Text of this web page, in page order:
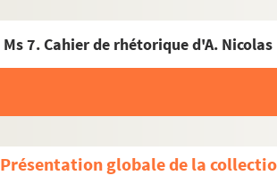
Ms 7. Cahier de rhétorique d'A. Nicolas
Présentation globale de la